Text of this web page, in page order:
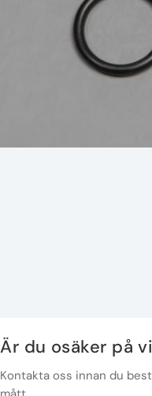
Är du osäker på
Kontakta oss innan du